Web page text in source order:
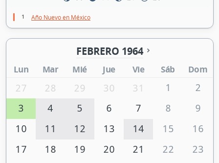
1 Año Nuevo en México
FEBRERO 1964
Lun Mar Mié Jue Vie Sáb Dom
27 28 29 30 31 1
2
3
4 5 6 7 8
9
10
11 12 13 14 15
16
17
18 19 20 21 22
23